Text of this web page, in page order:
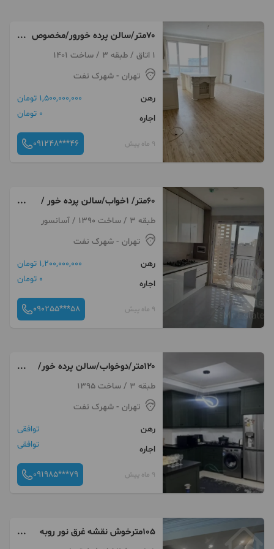
۷۰متر/سالن پرده خورور/مخصوص
زوج و مجرد1 اتاق / طبقه 3 / ساخت 1401
تهران - شهرک نفت
رهن
1,500,000,000 تومان
اجاره
0 تومان
9 ماه پیش 091248***46
۶۰متر/ ۱خواب/سالن پرده خور /
شهرک نفت
طبقه 3 / ساخت 1390 / آسانسور
تهران - شهرک نفت
رهن
1,200,000,000 تومان
اجاره
0 تومان
9 ماه پیش 090255***58
۱۲۰متر/دوخواب/سالن پرده خور/
شیک و خوش نقشه
طبقه 3 / ساخت 1395
تهران - شهرک نفت
رهن
توافقی
اجاره
توافقی
9 ماه پیش 091985***79
105مترخوش نقشه غرق نور روبه